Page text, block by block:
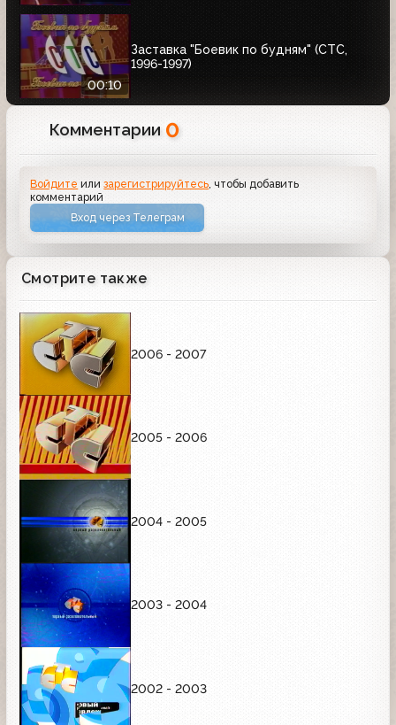
00:10
Заставка "Боевик по будням" (СТС,
1996-1997)
Комментарии 0
Войдите илизарегистрируйтесь, чтобы добавить
комментарий
Вход через Телеграм
Смотрите также
2006 - 2007
2005 - 2006
2004 - 2005
2003 - 2004
2002 - 2003